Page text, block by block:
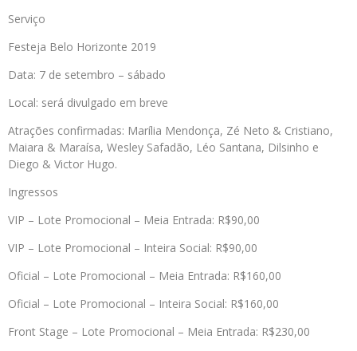
Serviço
Festeja Belo Horizonte 2019
Data: 7 de setembro – sábado
Local: será divulgado em breve
Atrações confirmadas: Marília Mendonça, Zé Neto & Cristiano,
Maiara & Maraísa, Wesley Safadão, Léo Santana, Dilsinho e
Diego & Victor Hugo.
Ingressos
VIP – Lote Promocional – Meia Entrada: R$90,00
VIP – Lote Promocional – Inteira Social: R$90,00
Oficial – Lote Promocional – Meia Entrada: R$160,00
Oficial – Lote Promocional – Inteira Social: R$160,00
Front Stage – Lote Promocional – Meia Entrada: R$230,00